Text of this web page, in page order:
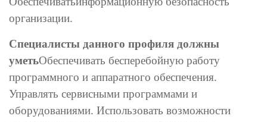
организации.
Специалисты данного профиля должны
уметьОбеспечивать бесперебойную работу
программного и аппаратного обеспечения.
Управлять сервисными программами и
оборудованиями. Использовать возможности